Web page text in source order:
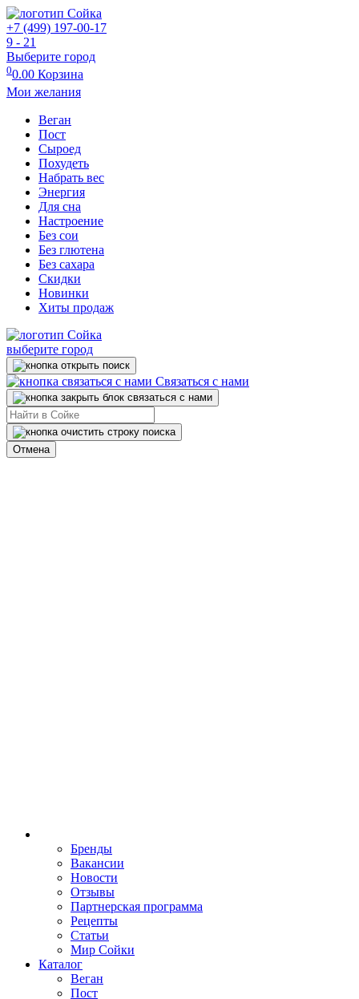
+7 (499) 197-00-17
9 - 21
Выберите город
00.00 Корзина
Мои желания
Веган
Пост
Сыроед
Похудеть
Набрать вес
Энергия
Для сна
Настроение
Без сои
Без глютена
Без сахара
Скидки
Новинки
Хиты продаж
выберите город
Связаться с нами
Отмена
Бренды
Вакансии
Новости
Отзывы
Партнерская программа
Рецепты
Статьи
Мир Сойки
Каталог
Веган
Пост